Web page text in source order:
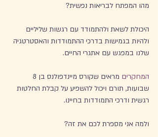
מהו המפתח לבריאות נפשית?
היכולת לשאת ולהתמודד עם רגשות שליליים
ולהיות בגמישות בדרכי ההתמודדות והאסטרטגיה
שלנו במפגש עם אתגרי החיים.
המחקרים
שבועות, תורם ויכול להשפיע על קבלת החלטות
רגשית ודרכי התמודדות בחיינו.
ולמה אני מספרת לכם את זה?